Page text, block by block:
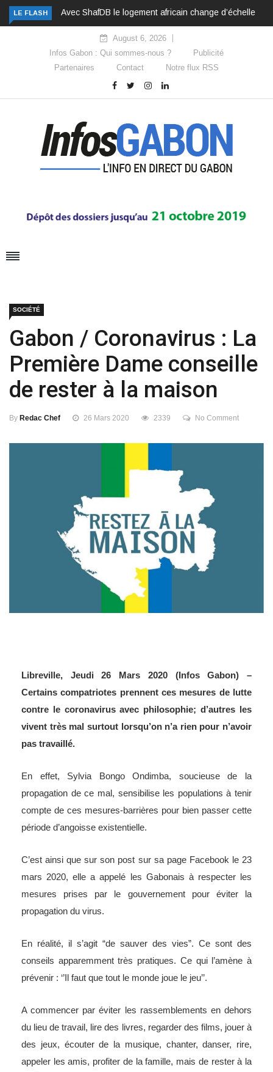
LE FLASH Avec ShafDB le logement africain change d’échelle
August 6, 2026
Infos Gabon : Qui sommes-nous ?
Publicité
Partenaires
Contact Notre flux RSS
SOCIÉTÉ
Gabon / Coronavirus : La
Première Dame conseille
de rester à la maison
By Redac Chef 26 Mars 2020 2339 No Comment
Libreville, Jeudi 26 Mars 2020 (Infos Gabon) –
Certains compatriotes prennent ces mesures de lutte
contre le coronavirus avec philosophie; d’autres les
vivent très mal surtout lorsqu’on n’a rien pour n’avoir
pas travaillé.
En effet, Sylvia Bongo Ondimba, soucieuse de la
propagation de ce mal, sensibilise les populations à tenir
compte de ces mesures-barrières pour bien passer cette
période d’angoisse existentielle.
C’est ainsi que sur son post sur sa page Facebook le 23
mars 2020, elle a appelé les Gabonais à respecter les
mesures prises par le gouvernement pour éviter la
propagation du virus.
En réalité, il s’agit “de sauver des vies”. Ce sont des
conseils apparemment très pratiques. Ce qui l’amène à
prévenir : ‘’Il faut que tout le monde joue le jeu’’.
A commencer par éviter les rassemblements en dehors
du lieu de travail, lire des livres, regarder des films, jouer à
des jeux, écouter de la musique, chanter, danser, rire,
appeler les amis, profiter de la famille, mais de rester à la